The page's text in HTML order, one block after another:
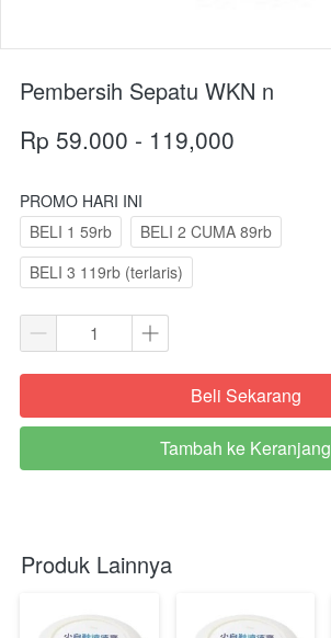
Pembersih Sepatu WKN n
Rp 59.000 - 119,000
PROMO HARI INI
BELI 1 59rb
BELI 2 CUMA 89rb
BELI 3 119rb (terlaris)
`Beli Sekarang
`
Tambah ke Keranjang
Produk Lainnya